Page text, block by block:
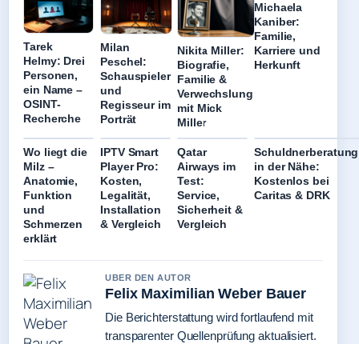
Tarek
Helmy: Drei
Personen,
ein Name –
OSINT-
Recherche
Milan
Peschel:
Schauspieler
und
Regisseur im
Porträt
Nikita Miller:
Biografie,
Familie &
Verwechslung
mit Mick
Miller
Michaela
Kaniber:
Familie,
Karriere und
Herkunft
Wo liegt die
Milz –
Anatomie,
Funktion
und
Schmerzen
erklärt
IPTV Smart
Player Pro:
Kosten,
Legalität,
Installation
& Vergleich
Qatar
Airways im
Test:
Service,
Sicherheit &
Vergleich
Schuldnerberatung
in der Nähe:
Kostenlos bei
Caritas & DRK
UBER DEN AUTOR
Felix Maximilian Weber Bauer
Die Berichterstattung wird fortlaufend mit
transparenter Quellenprüfung aktualisiert.